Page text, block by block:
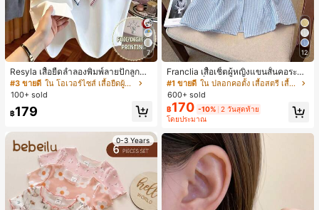
7
Resyla เสื้อยืดลำลองพิมพ์ลายปักลูกปัด
รูปโบว์ขนาดใหญ่สำหรับผู้หญิง
#3 ขายดี
ใน โอเวอร์ไซส์ เสื้อยืดผู้หญิง
100+ sold
฿179
0-3 Years
12
Franclia เสื้อเชิ้ตผู้หญิงแขนสั้นคอระบา
ยกระดุมเดี่ยวลายทาง
#1 ขายดี
ใน ปลอกคอตั้ง เสื้อสตรี เสื้อเบลาส์ & Tee
600+ sold
฿170 -10% 2 วันสุดท้าย
โดยประมาณ